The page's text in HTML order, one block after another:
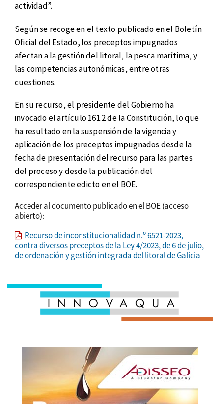
actividad”.
Según se recoge en el texto publicado en el Boletín
Oficial del Estado, los preceptos impugnados
afectan a la gestión del litoral, la pesca marítima, y
las competencias autonómicas, entre otras
cuestiones.
En su recurso, el presidente del Gobierno ha
invocado el artículo 161.2 de la Constitución, lo que
ha resultado en la suspensión de la vigencia y
aplicación de los preceptos impugnados desde la
fecha de presentación del recurso para las partes
del proceso y desde la publicación del
correspondiente edicto en el BOE.
Acceder al documento publicado en el BOE (acceso
abierto):
Recurso de inconstitucionalidad n.º 6521-2023,
contra diversos preceptos de la Ley 4/2023, de 6 de julio,
de ordenación y gestión integrada del litoral de Galicia